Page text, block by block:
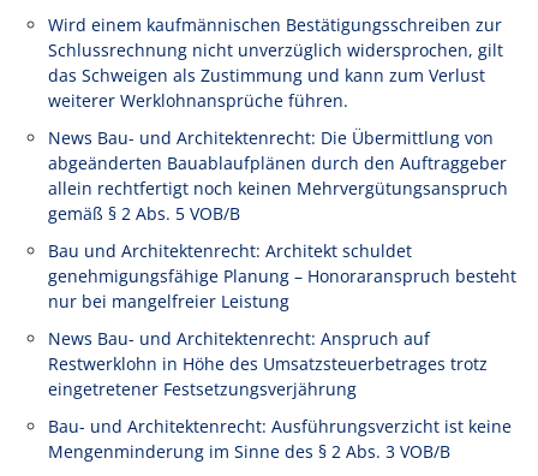
Wird einem kaufmännischen Bestätigungsschreiben zur
Schlussrechnung nicht unverzüglich widersprochen, gilt
das Schweigen als Zustimmung und kann zum Verlust
weiterer Werklohnansprüche führen.
News Bau- und Architektenrecht: Die Übermittlung von
abgeänderten Bauablaufplänen durch den Auftraggeber
allein rechtfertigt noch keinen Mehrvergütungsanspruch
gemäß § 2 Abs. 5 VOB/B
Bau und Architektenrecht: Architekt schuldet
genehmigungsfähige Planung – Honoraranspruch besteht
nur bei mangelfreier Leistung
News Bau- und Architektenrecht: Anspruch auf
Restwerklohn in Höhe des Umsatzsteuerbetrages trotz
eingetretener Festsetzungsverjährung
Bau- und Architektenrecht: Ausführungsverzicht ist keine
Mengenminderung im Sinne des § 2 Abs. 3 VOB/B